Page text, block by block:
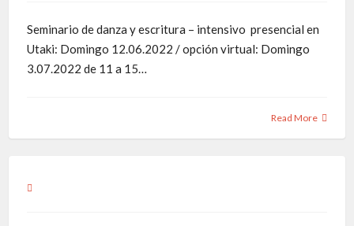
Seminario de danza y escritura – intensivo presencial en
Utaki: Domingo 12.06.2022 / opción virtual: Domingo
3.07.2022 de 11 a 15…
Read More